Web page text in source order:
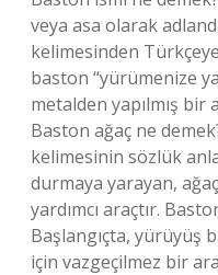
veya asa olarak
kelimesinden
baston “yürümenize
metalden yapılmış bir
Baston ağaç ne
kelimesinin sözlük
durmaya yarayan,
yardımcı araçtır.
Başlangıçta, yürüyüş
için vazgeçilmez bir